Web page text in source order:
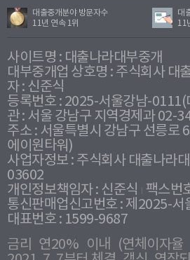
대출중개분야 방문자수
11년 연속 1위
대
11
사이트명 : 대출나라대부중개
대부중개업 상호명 : 주식회사 대
자 : 신준식
등록번호 : 2025-서울강남-0111(
관 : 서울 강남구 지역경제과 02-
주소 : 서울특별시 강남구 선릉로
에이원타워)
사업자정보 : 주식회사 대출나라
03602
개인정보책임자 : 신준식
팩스번
통신판매업신고번호 : 제2025-
대표번호 : 1599-9687
금리 연20% 이내 (연체이자